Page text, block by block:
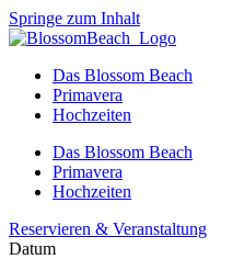
Springe zum Inhalt
Das Blossom Beach
Primavera
Hochzeiten
Das Blossom Beach
Primavera
Hochzeiten
Reservieren & Veranstaltung
Datum